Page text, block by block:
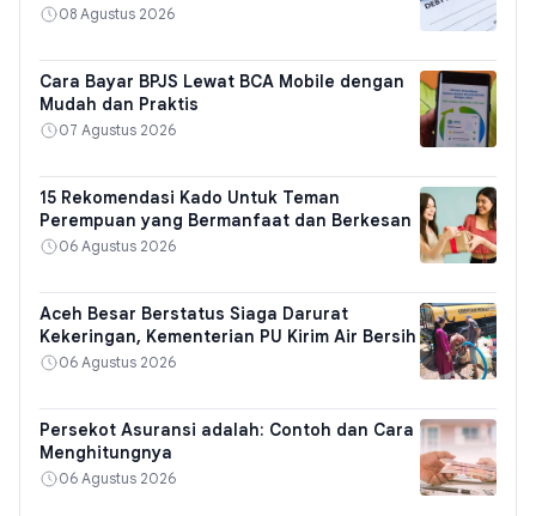
08 Agustus 2026
Cara Bayar BPJS Lewat BCA Mobile dengan
Mudah dan Praktis
07 Agustus 2026
15 Rekomendasi Kado Untuk Teman
Perempuan yang Bermanfaat dan Berkesan
06 Agustus 2026
Aceh Besar Berstatus Siaga Darurat
Kekeringan, Kementerian PU Kirim Air Bersih
06 Agustus 2026
Persekot Asuransi adalah: Contoh dan Cara
Menghitungnya
06 Agustus 2026